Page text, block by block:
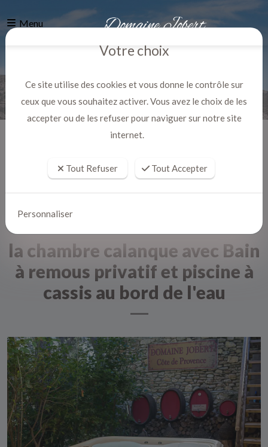
Menu
la chambre calanque avec Bain
à remous privatif et piscine à
cassis au bord de l'eau
Votre choix
Ce site utilise des cookies et vous donne le contrôle sur
ceux que vous souhaitez activer. Vous avez le choix de les
accepter ou de les refuser pour naviguer sur notre site
internet.
Tout Refuser Tout Accepter
Personnaliser